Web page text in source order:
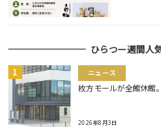
ひらつー週間人
ニュース
枚方モールが全館休館
2026年8月3日